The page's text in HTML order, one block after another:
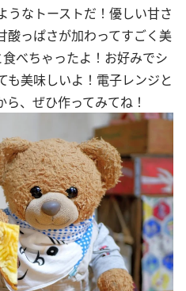
うなトーストだ！優しい甘さ
酸っぱさが加わってすごく美
べちゃったよ！お好みでシ
も美味しいよ！電子レンジと
、ぜひ作ってみてね！